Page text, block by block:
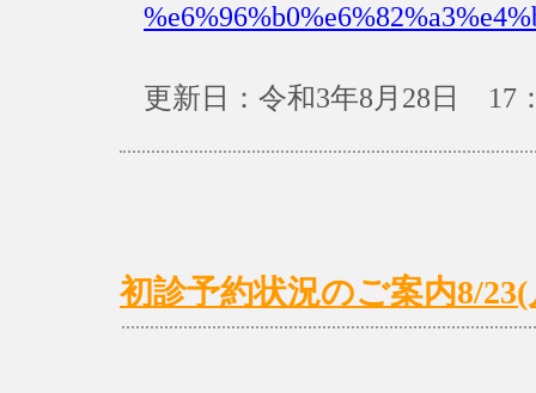
更新日：令和3年8月28日 17
初診予約状況のご案内8/23(